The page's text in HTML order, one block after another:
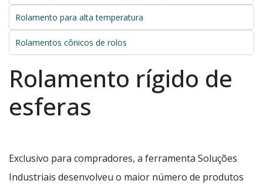
Rolamento para alta temperatura
Rolamentos cônicos de rolos
Rolamento rígido de
esferas
Exclusivo para compradores, a ferramenta Soluções
Industriais desenvolveu o maior número de produtos